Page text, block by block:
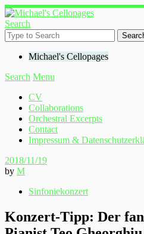
Search
Michael's Cellopages
Search Menu
CV
Collaborations
Orchestral Excerpts
Contact
Impressum &
2018/11/19
by M
Sinfoniekonzert
Konzert-Tipp: Der